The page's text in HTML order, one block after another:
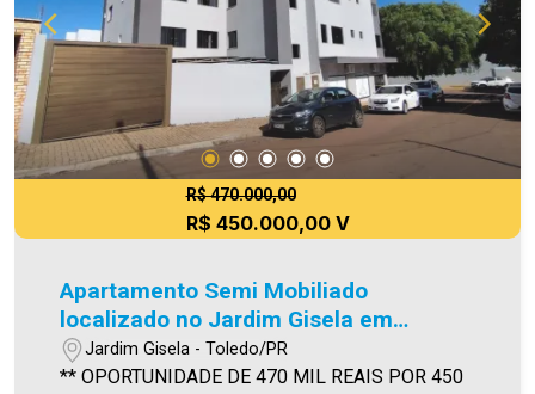
bem como alteração dos preços e imagens.
Fotos meramente ilustrativas.
R$ 470.000,00
R$ 450.000,00 V
Apartamento Semi Mobiliado
localizado no Jardim Gisela em
Toledo.
Jardim Gisela - Toledo/PR
** OPORTUNIDADE DE 470 MIL REAIS POR 450